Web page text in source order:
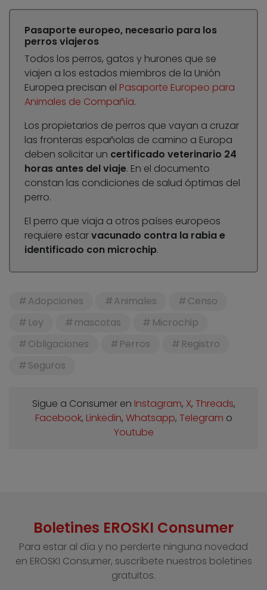
Pasaporte europeo, necesario para los
perros viajeros
Todos los perros, gatos y hurones que se
viajen a los estados miembros de la Unión
Europea precisan el Pasaporte Europeo para
Animales de Compañía.
Los propietarios de perros que vayan a cruzar
las fronteras españolas de camino a Europa
deben solicitar un certificado veterinario 24
horas antes del viaje. En el documento
constan las condiciones de salud óptimas del
perro.
El perro que viaja a otros países europeos
requiere estarvacunado contra la rabia e
identificado con microchip.
Adopciones Animales
Censo
Ley
mascotas
Microchip
Obligaciones
Perros
Registro
Seguros
Sigue a Consumer en Instagram, X, Threads,
Facebook, Linkedin, Whatsapp, Telegram o
Youtube
Boletines EROSKI Consumer
Para estar al día y no perderte ninguna novedad
en EROSKI Consumer, suscríbete nuestros boletines
gratuitos.